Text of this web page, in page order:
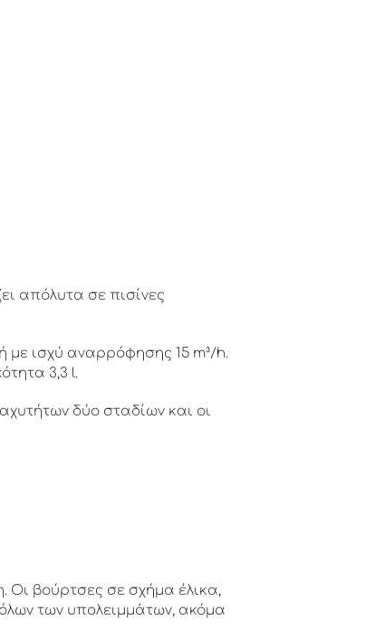
απόλυτα σε πισίνες
με ισχύ αναρρόφησης 15 m³/h.
3,3 l.
δύο σταδίων και οι
Οι βούρτσες σε σχήμα έλικα,
των υπολειμμάτων, ακόμα